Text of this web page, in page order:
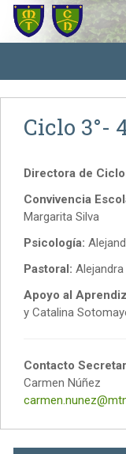
Ciclo 3°-
Directora de
Convivencia
Margarita Silva
Psicología:
Pastoral:
Apoyo al
y Catalina
Contacto
Carmen Núñez